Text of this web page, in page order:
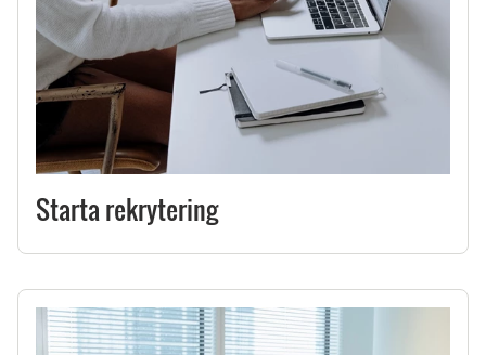
Starta rekrytering